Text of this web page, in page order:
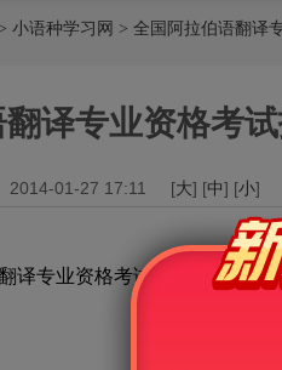
> 小语种学习网 > 全国阿拉伯语翻译
译专业资格考
2014-01-27 17:11 [大] [中] [小]
专业资格考试的考生，现场